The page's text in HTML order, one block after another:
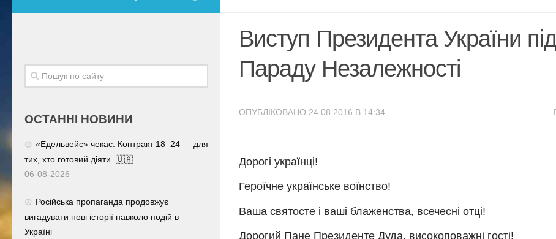
Виступ Президента України
Параду Незалежності
ОПУБЛІКОВАНО 24.08.2016 В 14:34
Дорогі українці!
Героїчне українське воїнство!
Ваша святосте і ваші блаженства, всечесні отці!
Дорогий Пане Президенте Дуда, високоповажні гості!
ОСТАННІ НОВИНИ
«Едельвейс» чекає. Контракт 18–24 — для
тих, хто готовий діяти. 🇺🇦
06-08-2026
Російська пропаганда продовжує
вигадувати нові історії навколо подій в
Україні